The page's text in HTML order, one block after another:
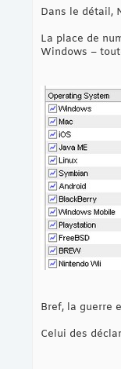
Dans le détail,
La place de
Windows –
Bref, la guerre
Celui des